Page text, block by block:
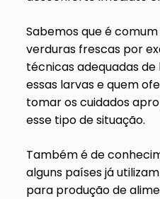
Sabemos que é
verduras frescas por
técnicas adequadas
essas larvas e quem
tomar os cuidados
esse tipo de situação.
Também é de
alguns países já
para produção de